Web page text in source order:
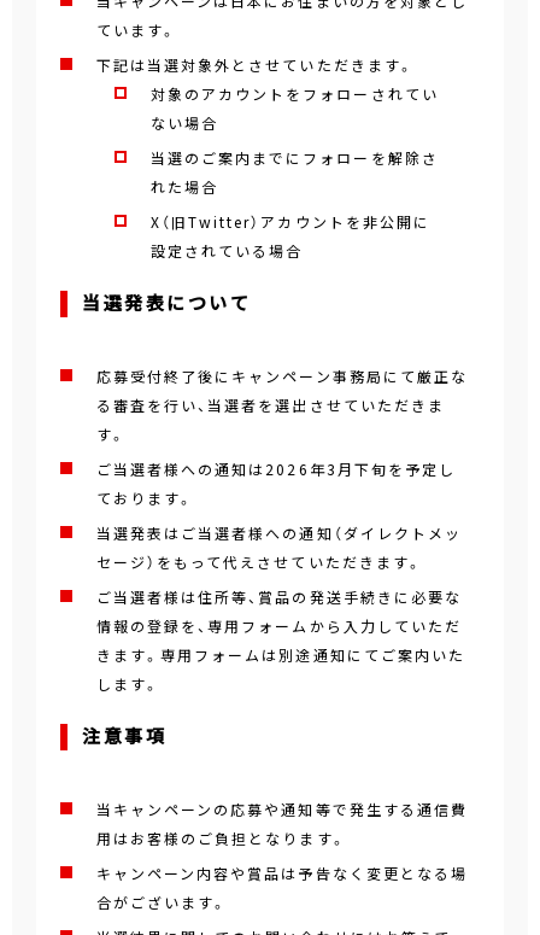
ています。
下記は当選対象外とさせていただきます。
対象のアカウントをフォローされてい
ない場合
当選のご案内までにフォローを解除さ
れた場合
X（旧Twitter）アカウントを非公開に
設定されている場合
当選発表について
応募受付終了後にキャンペーン事務局にて厳正な
る審査を行い、当選者を選出させていただきま
す。
ご当選者様への通知は2026年3月下旬を予定し
ております。
当選発表はご当選者様への通知（ダイレクトメッ
セージ）をもって代えさせていただきます。
ご当選者様は住所等、賞品の発送手続きに必要な
情報の登録を、専用フォームから入力していただ
きます。専用フォームは別途通知にてご案内いた
します。
注意事項
当キャンペーンの応募や通知等で発生する通信費
用はお客様のご負担となります。
キャンペーン内容や賞品は予告なく変更となる場
合がございます。